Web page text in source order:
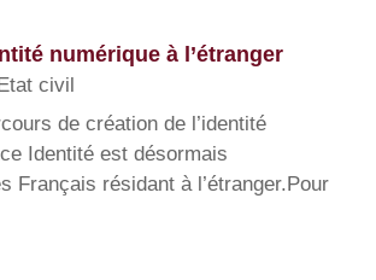
numérique à l’étranger
civil
de création de l’identité
Identité est désormais
Français résidant à l’étranger.Pour